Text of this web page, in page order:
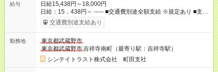
給与
日給15,438円～18,000円
日給：15，438円～ ----- ■交通費別途全額支給 ※規定あり ■支払
方法：日払い └日給のうち7，000円を現金先払い ※稼働分 ※週
払い・月払いOK ⇒希望をお聞かせください♪ ■運転手当あり ■残
も”全額”支給！ ・－・－・ ≪ 法定研修 ≫ 研修時の給与： 日給
10，000円×3日間（24時間） ＝研修費として合計30，000円支
給 ＋交通費全額支給 ※規定あり 【試用期間】試用期間なし
交通費別途支給あり
勤務地
東京都武蔵野市
東京都武蔵野市吉祥寺南町（最寄り駅：吉祥寺駅）
シンテイトラスト株式会社 町田支社